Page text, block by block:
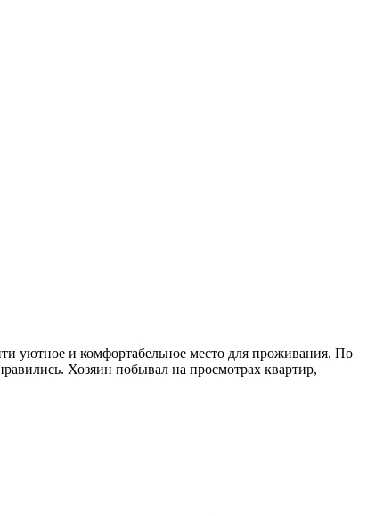
уютное и комфортабельное место для проживания. По
Хозяин побывал на просмотрах квартир,